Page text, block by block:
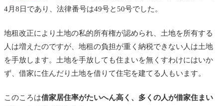
4月8日であり、法律番号は49号と50号でした。
地租改正により土地の私的所有権が認められ、土地を所有する
人は増えたのですが、地租の負担が重く納税できない人は土地
を手放します。土地を手放しても住まいを無くすわけにはいか
ず、借家に住んだり土地を借りて住宅を建てる人もいます。
このころは借家居住率がたいへん高く、多くの人が借家住まい